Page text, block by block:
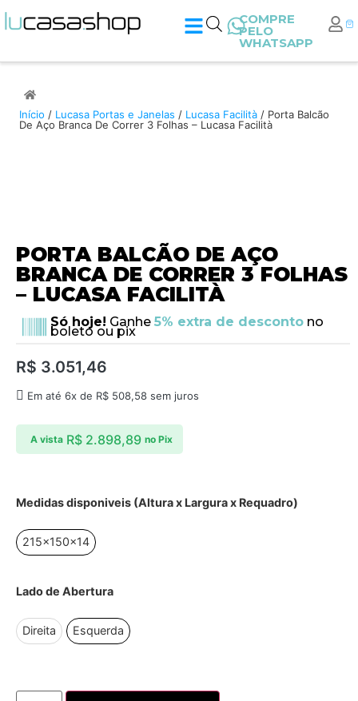
COMPRE
PELO
WHATSAPP
Início / Lucasa Portas e Janelas / Lucasa Facilità / Porta Balcão
De Aço Branca De Correr 3 Folhas – Lucasa Facilità
PORTA BALCÃO DE AÇO
BRANCA DE CORRER 3 FOLHAS
– LUCASA FACILITÀ
Só hoje! Ganhe 5% extra de descontono
boleto ou pix
R$ 3.051,46
Em até 6x de R$ 508,58 sem juros
A vista R$2.898,89 no Pix
Medidas disponiveis (Altura x Largura x Requadro)
215x150x14
Lado de Abertura
Direita Esquerda